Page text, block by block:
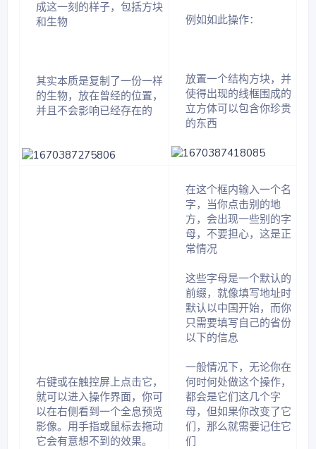
成这一刻的样子，包括方块
和生物​
其实本质是复制了一份一样
的生物，放在曾经的位置，
并且不会影响已经存在的​
例如如此操作：​
放置一个结构方块，并
使得出现的线框围成的
立方体可以包含你珍贵
的东西​
右键或在触控屏上点击它，
就可以进入操作界面，你可
以在右侧看到一个全息预览
影像。用手指或鼠标去拖动
它会有意想不到的效果。​
在这个框内输入一个名
字，当你点击别的地
方，会出现一些别的字
母，不要担心，这是正
常情况​
这些字母是一个默认的
前缀，就像填写地址时
默认以中国开始，而你
只需要填写自己的省份
以下的信息​
一般情况下，无论你在
何时何处做这个操作，
都会是它们这几个字
母，但如果你改变了它
们，那么就需要记住它
们​